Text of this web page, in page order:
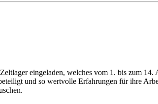
eingeladen, welches vom 1. bis zum 14.
und so wertvolle Erfahrungen für ihre